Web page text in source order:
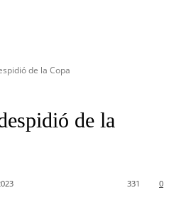
de la Copa
de la
0
331